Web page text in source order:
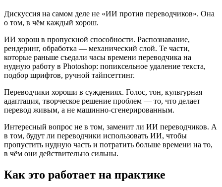
Дискуссия на самом деле не «ИИ против переводчиков». Она
о том, в чём каждый хорош.
ИИ хорош в пропускной способности. Распознавание,
рендеринг, обработка — механический слой. Те части,
которые раньше съедали часы времени переводчика на
нудную работу в Photoshop: попиксельное удаление текста,
подбор шрифтов, ручной тайпсеттинг.
Переводчики хороши в суждениях. Голос, тон, культурная
адаптация, творческое решение проблем — то, что делает
перевод живым, а не машинно-сгенерированным.
Интересный вопрос не в том, заменит ли ИИ переводчиков. А
в том, будут ли переводчики использовать ИИ, чтобы
пропустить нудную часть и потратить больше времени на то,
в чём они действительно сильны.
Как это работает на практике